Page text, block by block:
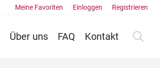
Über uns FAQ Kontakt
Meine Favoriten Einloggen Registrieren